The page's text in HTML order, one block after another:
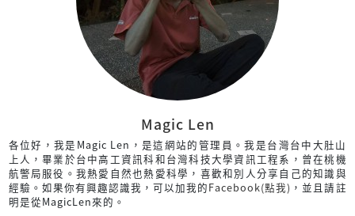
Magic Len
各位好，我是Magic Len，是這網站的管理員。我是台灣台中大肚山
上人，畢業於台中高工資訊科和台灣科技大學資訊工程系，曾在桃機
航警局服役。我熱愛自然也熱愛科學，喜歡和別人分享自己的知識與
經驗。如果你有興趣認識我，可以加我的Facebook(點我) ，並且請註
明是從MagicLen來的。